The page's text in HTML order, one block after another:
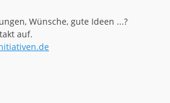
Wünsche, gute Ideen ...?
auf.